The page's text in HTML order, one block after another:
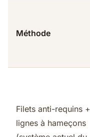
Méthode
Filets anti-requins +
lignes à hameçons